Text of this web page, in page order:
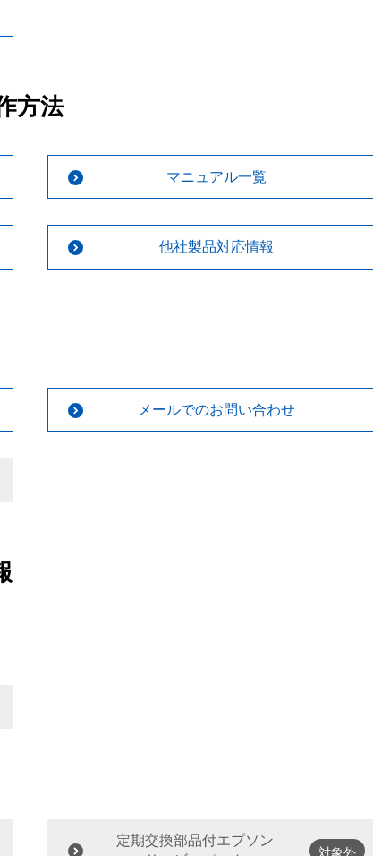
方法
マニュアル一覧
他社製品対応情報
メールでのお問い合わせ
定期交換部品付エプソン
対象外